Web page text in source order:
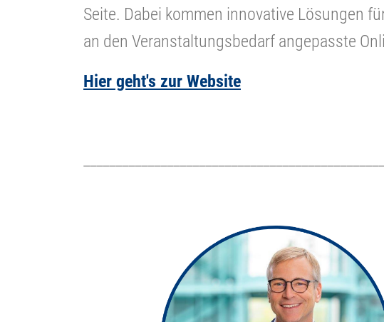
Seite. Dabei kommen innovative Lösungen
an den Veranstaltungsbedarf angepasste
Hier geht's zur Website